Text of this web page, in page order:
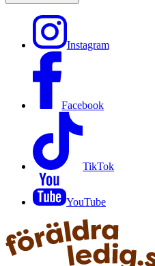
Instagram
Facebook
TikTok
YouTube